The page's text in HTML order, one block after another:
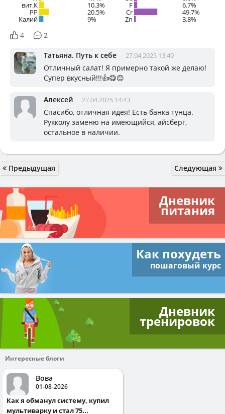
вит.К 10.3%
PP 20.5%
Калий 9%
F 6.7%
Cr 49.7%
Zn 3.8%
4 2
Татьяна. Путь к себе 27.04.2025 13:49
Отличный салат! Я примерно такой же делаю!
Супер вкусный!!!👍😋😊
Алексей 27.04.2025 14:43
Спасибо, отличная идея! Есть банка тунца.
Рукколу заменю на имеющийся, айсберг,
остальное в наличии.
Предыдущая Следующая
Дневник
питания
Как похудеть
пошаговый курс
Дневник
тренировок
Интересные блоги
Вова
01-08-2026
Как я обманул систему, купил
мультиварку и стал 75...